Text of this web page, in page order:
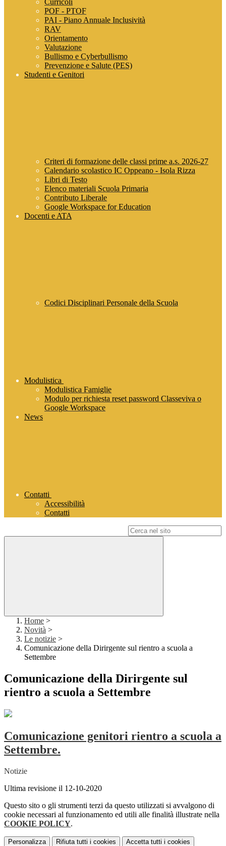
Curricoli
POF - PTOF
PAI - Piano Annuale Inclusività
RAV
Orientamento
Valutazione
Bullismo e Cyberbullismo
Prevenzione e Salute (PES)
Studenti e Genitori
Criteri di formazione delle classi prime a.s. 2026-27
Calendario scolastico IC Oppeano - Isola Rizza
Libri di Testo
Elenco materiali Scuola Primaria
Contributo Liberale
Google Workspace for Education
Docenti e ATA
Codici Disciplinari Personale della Scuola
Modulistica
Modulistica Famiglie
Modulo per richiesta reset password Classeviva o
Google Workspace
News
Contatti
Accessibilità
Contatti
Home >
Novità >
Le notizie >
Comunicazione della Dirirgente sul rientro a scuola a
Settembre
Comunicazione della Dirirgente sul
rientro a scuola a Settembre
Comunicazione genitori rientro a scuola a
Settembre.
Notizie
Ultima revisione il 12-10-2020
Questo sito o gli strumenti terzi da questo utilizzati si avvalgono di
cookie necessari al funzionamento ed utili alle finalità illustrate nella
COOKIE POLICY.
Personalizza Rifiuta tutti i cookies Accetta tutti i cookies